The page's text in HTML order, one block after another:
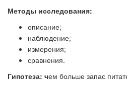
Методы исследования:
описание;
наблюдение;
измерения;
сравнения.
Гипотеза: чем больше запас